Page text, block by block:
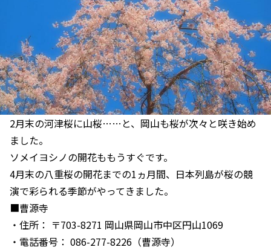
2月末の河津桜に山桜……と、岡山も桜が次々と咲き始め
ました。
ソメイヨシノの開花ももうすぐです。
4月末の八重桜の開花までの1ヵ月間、日本列島が桜の競
演で彩られる季節がやってきました。
■曹源寺
・住所： 〒703-8271 岡山県岡山市中区円山1069
・電話番号： 086-277-8226（曹源寺）